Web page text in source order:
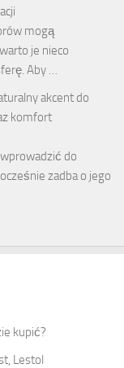
mogą
je nieco
Aby …
akcent do
komfort
do
zadba o jego
kupić?
Lestol